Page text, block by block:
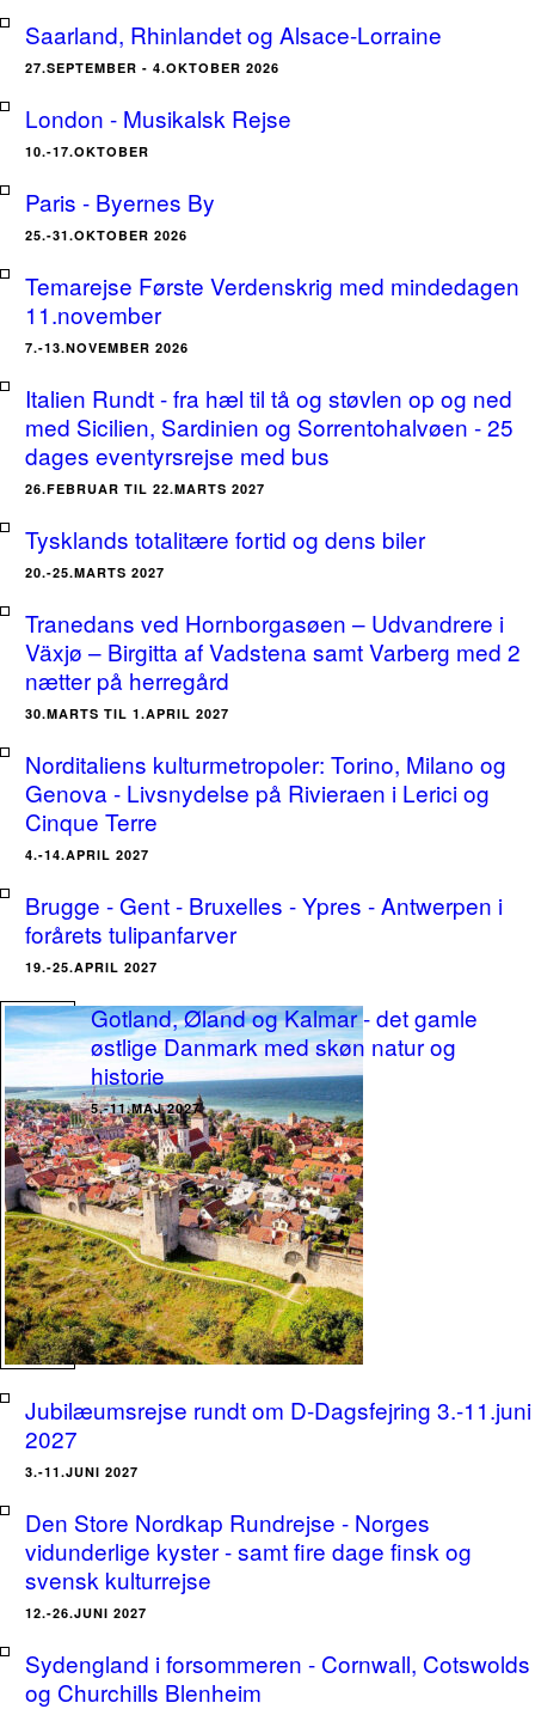
Saarland, Rhinlandet og Alsace-Lorraine
27.SEPTEMBER - 4.OKTOBER 2026
London - Musikalsk Rejse
10.-17.OKTOBER
Paris - Byernes By
25.-31.OKTOBER 2026
Temarejse Første Verdenskrig med mindedagen
11.november
7.-13.NOVEMBER 2026
Italien Rundt - fra hæl til tå og støvlen op og ned
med Sicilien, Sardinien og Sorrentohalvøen - 25
dages eventyrsrejse med bus
26.FEBRUAR TIL 22.MARTS 2027
Tysklands totalitære fortid og dens biler
20.-25.MARTS 2027
Tranedans ved Hornborgasøen – Udvandrere i
Växjø – Birgitta af Vadstena samt Varberg med 2
nætter på herregård
30.MARTS TIL 1.APRIL 2027
Norditaliens kulturmetropoler: Torino, Milano og
Genova - Livsnydelse på Rivieraen i Lerici og
Cinque Terre
4.-14.APRIL 2027
Brugge - Gent - Bruxelles - Ypres - Antwerpen i
forårets tulipanfarver
19.-25.APRIL 2027
Gotland, Øland og Kalmar - det gamle
østlige Danmark med skøn natur og
historie
5.-11.MAJ 2027
Jubilæumsrejse rundt om D-Dagsfejring 3.-11.juni
2027
3.-11.JUNI 2027
Den Store Nordkap Rundrejse - Norges
vidunderlige kyster - samt fire dage finsk og
svensk kulturrejse
12.-26.JUNI 2027
Sydengland i forsommeren - Cornwall, Cotswolds
og Churchills Blenheim